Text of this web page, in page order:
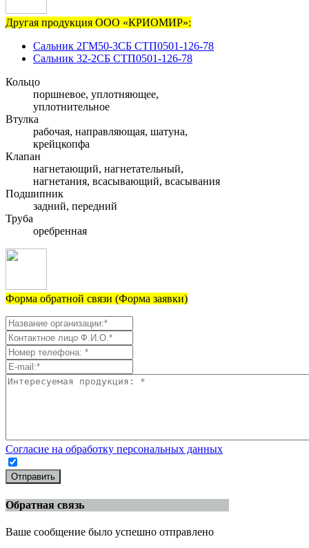
Другая продукция ООО «КРИОМИР»:
Сальник 2ГМ50-3СБ СТП0501-126-78
Сальник 32-2СБ СТП0501-126-78
Кольцо
поршневое, уплотняющее,
уплотнительное
Втулка
рабочая, направляющая, шатуна,
крейцкопфа
Клапан
нагнетающий, нагнетательный,
нагнетания, всасывающий, всасывания
Подшипник
задний, передний
Труба
оребренная
Форма обратной связи (Форма заявки)
Согласие на обработку персональных данных
Отправить
Обратная связь
Ваше сообщение было успешно отправлено